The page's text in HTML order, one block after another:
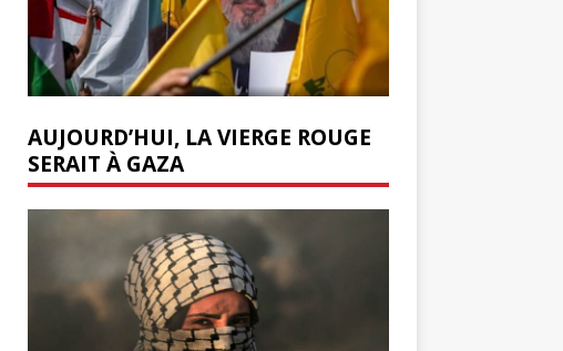
AUJOURD’HUI, LA VIERGE ROUGE
SERAIT À GAZA